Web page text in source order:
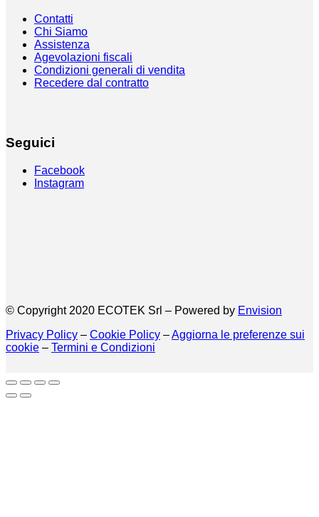
Contatti
Chi Siamo
Assistenza
Agevolazioni fiscali
Condizioni generali di vendita
Recedere dal contratto
Seguici
Facebook
Instagram
© Copyright 2020 ECOTEK Srl – Powered by Envision
Privacy Policy – Cookie Policy –Aggiorna le preferenze sui
cookie – Termini e Condizioni